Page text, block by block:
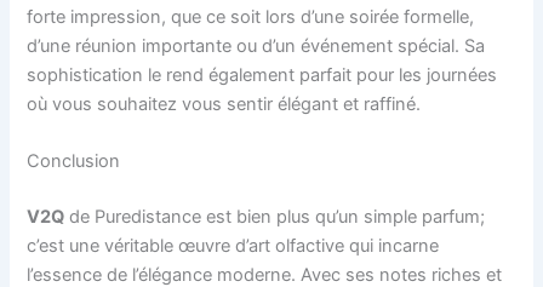
forte impression, que ce soit lors d’une soirée formelle,
d’une réunion importante ou d’un événement spécial. Sa
sophistication le rend également parfait pour les journées
où vous souhaitez vous sentir élégant et raffiné.
Conclusion
V2Q de Puredistance est bien plus qu’un simple parfum;
c’est une véritable œuvre d’art olfactive qui incarne
l’essence de l’élégance moderne. Avec ses notes riches et